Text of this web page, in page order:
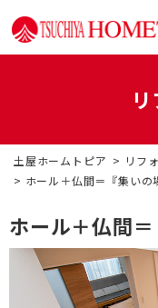
提案力
技術力
デザイン
満足度向上
リフォームメニュー
リフォームの流れ
戸建てリフォーム
マンションリフォーム
超断熱・超換気
お近くのショールーム
イベント情報
土屋ホームトピア
リフ
ホール＋仏間＝『集いの
ホール＋仏間＝